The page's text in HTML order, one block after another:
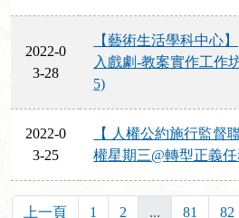
2022-0
3-28
【藝術生活學科中心
入戲劇-教案實作工作
5)
2022-0
3-25
【 人權公約施行監督
權星期三@轉型正義
上一頁 1 2 ... 81 82